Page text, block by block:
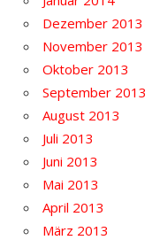
Dezember 2013
November 2013
Oktober 2013
September 2013
August 2013
Juli 2013
Juni 2013
Mai 2013
April 2013
März 2013